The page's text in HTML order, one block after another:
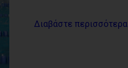
Διαβάστε περισσότερα